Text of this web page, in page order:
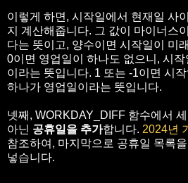
이렇게 하면, 시작일에서 현재일 사
지 계산해줍니다. 그 값이 마이너스
다는 뜻이고, 양수이면 시작일이 미
0이면 영업일이 하나도 없으니, 시
이라는 뜻입니다. 1 또는 -1이면 시
하나가 영업일이라는 뜻입니다.
넷째, WORKDAY_DIFF 함수에서
아닌 공휴일을 추가합니다. 2024년
참조하여, 마지막으로 공휴일 목록
넣습니다.